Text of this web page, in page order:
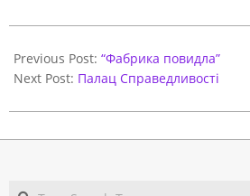
03-
29
Previous Post: “Фабрика повидла”
Next Post: Палац Справедливості